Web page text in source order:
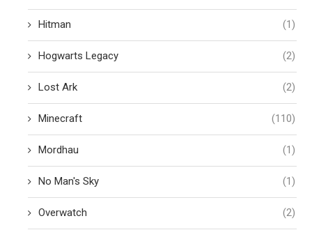
Hitman (1)
Hogwarts Legacy (2)
Lost Ark (2)
Minecraft (110)
Mordhau (1)
No Man's Sky (1)
Overwatch (2)